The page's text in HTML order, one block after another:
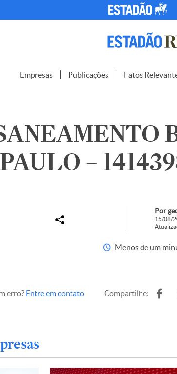
Empresas Publicações Fatos
–
Por
15/08/
Menos de um
erro? Entre em contato Compartilhe: